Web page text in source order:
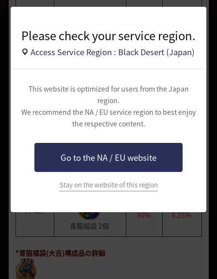
Please check your service region.
Access Service Region : Black Desert (Japan)
This website is optimized for users from the Japan
region.
We recommend the NA / EU service region to best enjoy
the respective content.
Go to the NA / EU website
Stay on the website of this region
青龍福袋
(小吉)
12.5%
強化サポートパック
* 強化サポートパックの
職人の記憶 20～40個
クロン石 300～500個
記憶の破片 10～30個
(中吉)
青龍福袋 (大吉)
50% 6.25%
青龍福袋 2個
50% 6.25%
*青龍福袋(大吉)構成品の詳細